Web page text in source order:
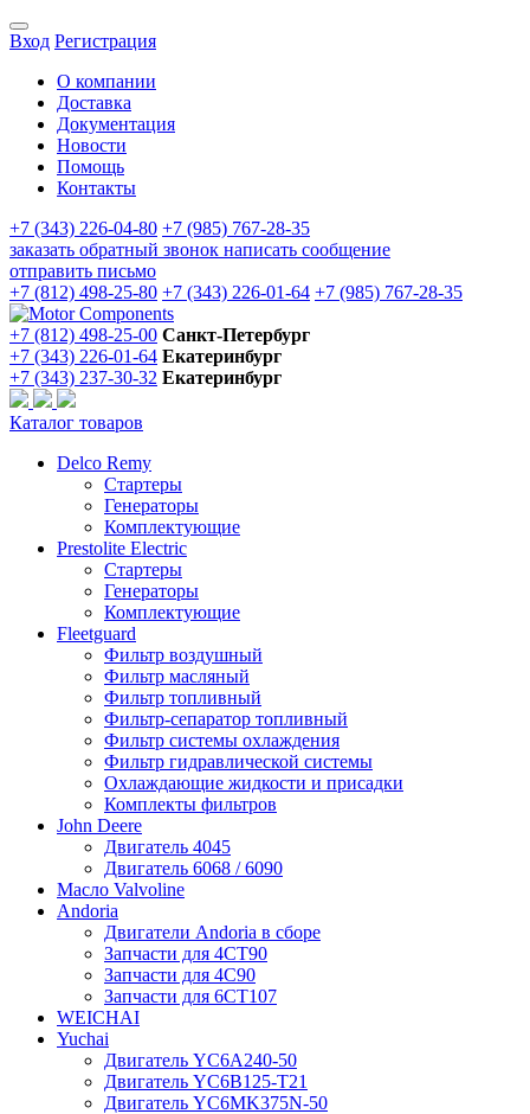
Вход Регистрация
О компании
Доставка
Документация
Новости
Помощь
Контакты
+7 (343) 226-04-80 +7 (985) 767-28-35
заказать обратный звонок написать сообщение
отправить письмо
+7 (812) 498-25-80 +7 (343) 226-01-64 +7 (985) 767-28-35
+7 (812) 498-25-00 Санкт-Петербург
+7 (343) 226-01-64 Екатеринбург
+7 (343) 237-30-32 Екатеринбург
Каталог товаров
Delco Remy
Стартеры
Генераторы
Комплектующие
Prestolite Electric
Стартеры
Генераторы
Комплектующие
Fleetguard
Фильтр воздушный
Фильтр масляный
Фильтр топливный
Фильтр-сепаратор топливный
Фильтр системы охлаждения
Фильтр гидравлической системы
Охлаждающие жидкости и присадки
Комплекты фильтров
John Deere
Двигатель 4045
Двигатель 6068 / 6090
Масло Valvoline
Andoria
Двигатели Andoria в сборе
Запчасти для 4CT90
Запчасти для 4С90
Запчасти для 6CT107
WEICHAI
Yuchai
Двигатель YC6A240-50
Двигатель YC6B125-T21
Двигатель YC6MK375N-50